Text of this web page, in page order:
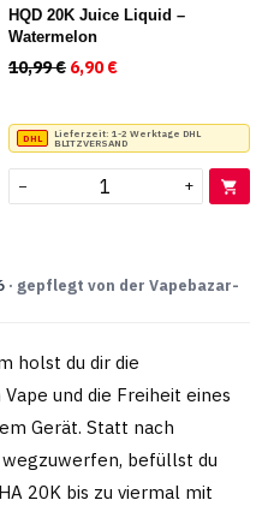
10,99 €
6,90 €.
HQD 20K Juice Liquid –
Watermelon
10,99€ Ursprünglicher Preis
6,90€
Lieferzeit: 1-2 Werktage DHL
BLITZVERSAND
− +
· gepflegt von der Vapebazar-
holst du dir die
und die Freiheit eines
Gerät. Statt nach
befüllst du
20K bis zu viermal mit